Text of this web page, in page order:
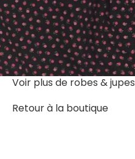
Voir plus de robes & jupes
Retour à la boutique